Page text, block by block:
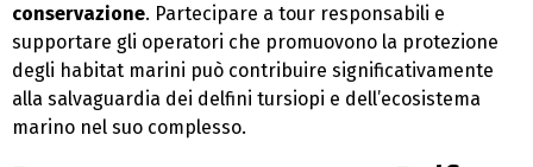
conservazione. Partecipare a tour responsabili e
supportare gli operatori che promuovono la protezione
degli habitat marini può contribuire significativamente
alla salvaguardia dei delfini tursiopi e dell’ecosistema
marino nel suo complesso.